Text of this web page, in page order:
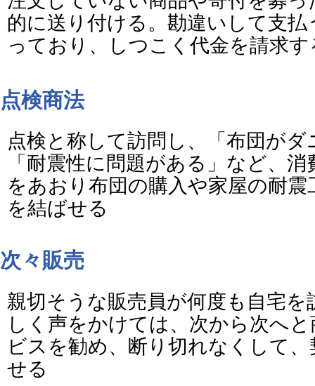
的に送り付ける。勘違いして支払
っており、しつこく代金を請求
点検商法
点検と称して訪問し、「布団がダ
「耐震性に問題がある」など、消
をあおり布団の購入や家屋の耐震
を結ばせる
次々販売
親切そうな販売員が何度も自宅を
しく声をかけては、次から次へ
ビスを勧め、断り切れなくして
せる